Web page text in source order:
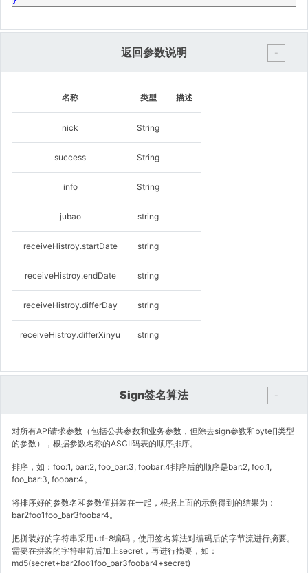
返回参数说明 -
名称 类型 描述
nick String
success String
info String
jubao string
receiveHistroy.startDate string
receiveHistroy.endDate string
receiveHistroy.differDay string
receiveHistroy.differXinyu string
Sign签名算法 -
对所有API请求参数（包括公共参数和业务参数，但除去sign参数和byte[]类型
的参数），根据参数名称的ASCII码表的顺序排序。
排序，如：foo:1, bar:2, foo_bar:3, foobar:4排序后的顺序是bar:2, foo:1,
foo_bar:3, foobar:4。
将排序好的参数名和参数值拼装在一起，根据上面的示例得到的结果为：
bar2foo1foo_bar3foobar4。
把拼装好的字符串采用utf-8编码，使用签名算法对编码后的字节流进行摘要。
需要在拼装的字符串前后加上secret，再进行摘要，如：
md5(secret+bar2foo1foo_bar3foobar4+secret)